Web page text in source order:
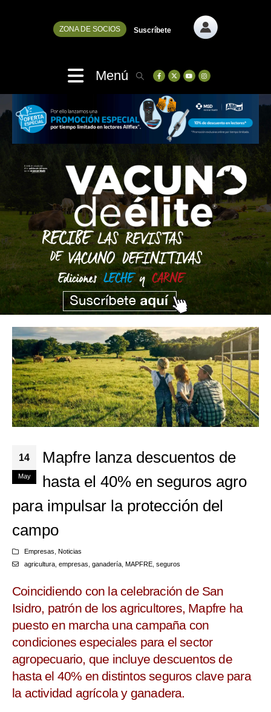
ZONA DE SOCIOS Suscríbete
Menú
14
May
Mapfre lanza descuentos de
hasta el 40% en seguros agro
para impulsar la protección del
campo
Empresas Noticias
agricultura, empresas ganadería, MAPFRE, seguros
Coincidiendo con la celebración de San
Isidro, patrón de los agricultores, Mapfre ha
puesto en marcha una campaña con
condiciones especiales para el sector
agropecuario, que incluye descuentos de
hasta el 40% en distintos seguros clave para
la actividad agrícola y ganadera.